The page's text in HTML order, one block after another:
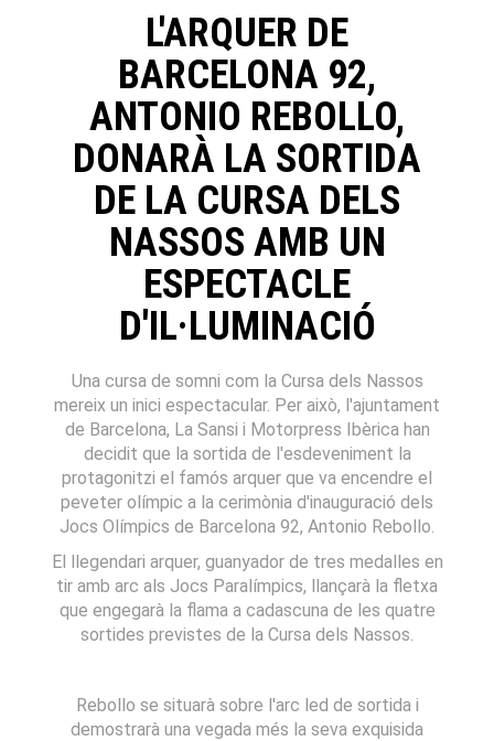
L'ARQUER DE
BARCELONA 92,
ANTONIO REBOLLO,
DONARÀ LA SORTIDA
DE LA CURSA DELS
NASSOS AMB UN
ESPECTACLE
D'IL·LUMINACIÓ
Una cursa de somni com la Cursa dels Nassos
mereix un inici espectacular. Per això, l'ajuntament
de Barcelona, La Sansi i Motorpress Ibèrica han
decidit que la sortida de l'esdeveniment la
protagonitzi el famós arquer que va encendre el
peveter olímpic a la cerimònia d'inauguració dels
Jocs Olímpics de Barcelona 92, Antonio Rebollo.
El llegendari arquer, guanyador de tres medalles en
tir amb arc als Jocs Paralímpics, llançarà la fletxa
que engegarà la flama a cadascuna de les quatre
sortides previstes de la Cursa dels Nassos.
Rebollo se situarà sobre l'arc led de sortida i
demostrarà una vegada més la seva exquisida